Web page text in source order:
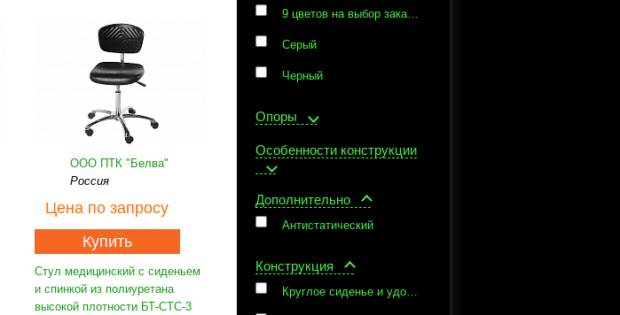
ООО ПТК "Белва"
Россия
Цена по запросу
Купить
Стул медицинский с сиденьем
и спинкой из полиуретана
высокой плотности БТ-СТС-3
9 цветов на выбор заказчика
Серый
Черный
Опоры
Особенности конструкции
Дополнительно
Антистатический
Конструкция
Круглое сиденье и удобную ручку-спинку, с возможностью вращения вокруг сиденья на 360°